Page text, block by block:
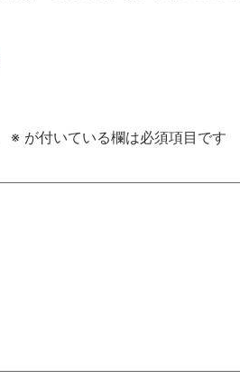
※ が付いている欄は必須項目です